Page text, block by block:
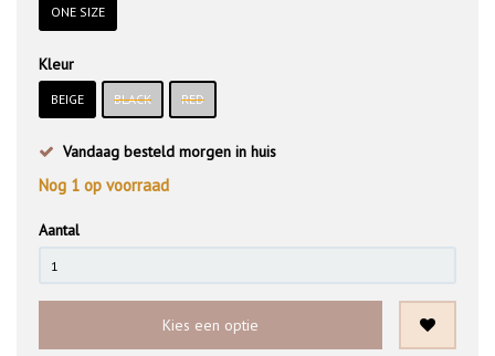
ONE SIZE
Kleur
BEIGE BLACK RED
Vandaag besteld morgen in huis
Nog 1 op voorraad
Aantal
Kies een optie